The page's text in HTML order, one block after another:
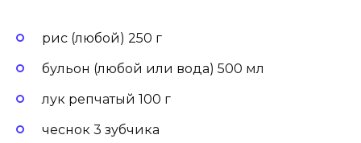
рис (любой) 250 г
бульон (любой или вода) 500 мл
лук репчатый 100 г
чеснок 3 зубчика